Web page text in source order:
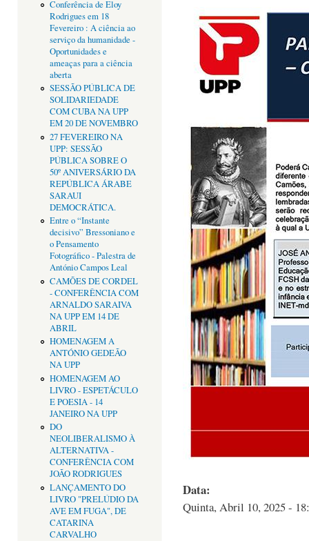
Conferência de Eloy
Rodrigues em 18
Fevereiro : A ciência ao
serviço da humanidade -
Oportunidades e
ameaças para a ciência
aberta
SESSÃO PÚBLICA DE
SOLIDARIEDADE
COM CUBA NA UPP
EM 20 DE NOVEMBRO
27 FEVEREIRO NA
UPP: SESSÃO
PÚBLICA SOBRE O
50º ANIVERSÁRIO DA
REPÚBLICA ÁRABE
SARAUI
DEMOCRÁTICA.
Entre o “Instante
decisivo” Bressoniano e
o Pensamento
Fotográfico - Palestra de
António Campos Leal
CAMÕES DE CORDEL
- CONFERÊNCIA COM
ARNALDO SARAIVA
NA UPP EM 14 DE
ABRIL
HOMENAGEM A
ANTÓNIO GEDEÃO
NA UPP
HOMENAGEM AO
LIVRO - ESPETÁCULO
E POESIA - 14
JANEIRO NA UPP
DO
NEOLIBERALISMO À
ALTERNATIVA -
CONFERÊNCIA COM
JOÃO RODRIGUES
LANÇAMENTO DO
LIVRO "PRELÚDIO DA
AVE EM FUGA", DE
CATARINA
CARVALHO
Data:
Quinta, Abril 10, 2025 -